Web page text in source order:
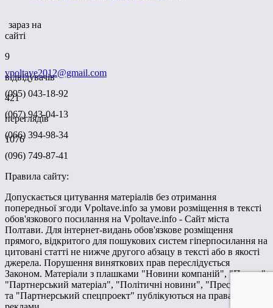
зараз на
сайті
9
відвідувачів
421
переглядів
1076
vpoltave2012@gmail.com
(095) 043-18-92
(067) 943-04-13
(066) 394-98-34
(096) 749-87-41
Правила сайту:
Допускається цитування матеріалів без отримання
попередньої згоди Vpoltave.info за умови розміщення в тексті
обов'язкового посилання на Vpoltave.info - Сайт міста
Полтави. Для інтернет-видань обов'язкове розміщення
прямого, відкритого для пошукових систем гіперпосилання на
цитовані статті не нижче другого абзацу в тексті або в якості
джерела. Порушення виняткових прав переслідується
Законом. Матеріали з плашками "Новини компаній", "Промо",
"Партнерський матеріал", "Політичні новини", "Прес-реліз"
та "Партнерський спецпроект" публікуються на правах